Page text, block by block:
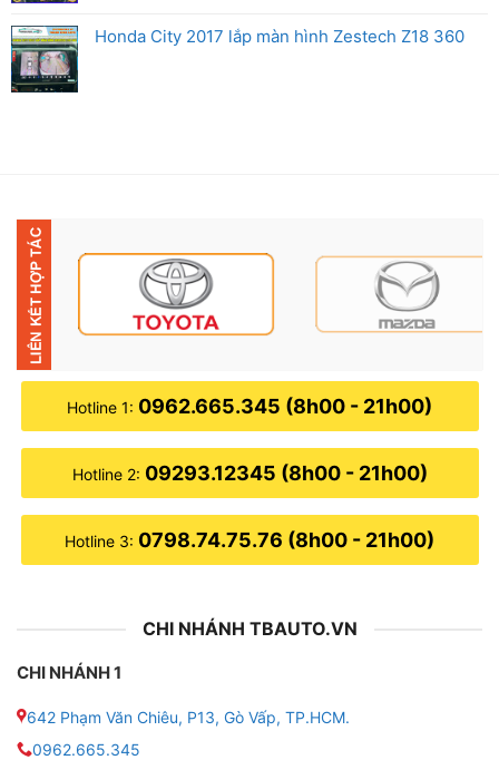
Honda City 2017 lắp màn hình Zestech Z18 360
Hotline 1: 0962.665.345 (8h00 - 21h00)
Hotline 2: 09293.12345 (8h00 - 21h00)
Hotline 3: 0798.74.75.76 (8h00 - 21h00)
CHI NHÁNH TBAUTO.VN
CHI NHÁNH 1
642 Phạm Văn Chiêu, P13, Gò Vấp, TP.HCM.
0962.665.345